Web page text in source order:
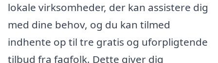
lokale virksomheder, der kan assistere dig
med dine behov, og du kan tilmed
indhente op til tre gratis og uforpligtende
tilbud fra fagfolk. Dette giver dig